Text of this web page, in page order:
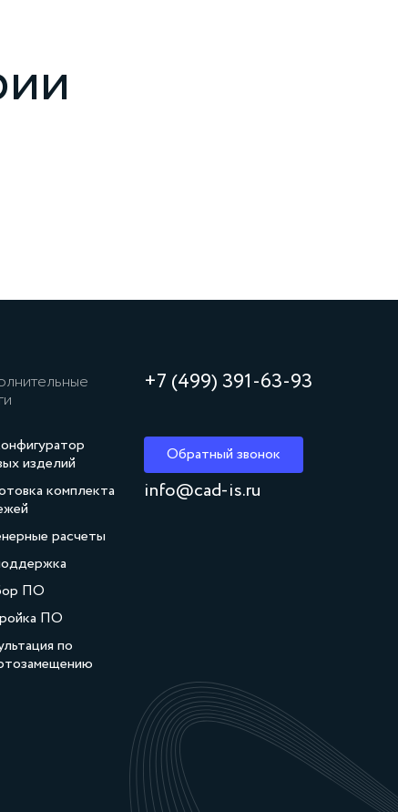
изделий
комплекта
расчеты
ПО
ПО
по
+7 (499) 391‑63‑93
Обратный звонок
info@cad-is.ru